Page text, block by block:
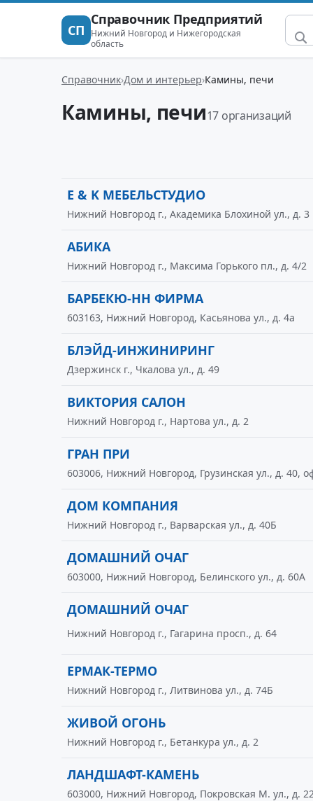
СП
Справочник Предприятий
Нижний Новгород и Нижегородская
область
Справочник Дом и интерьер Камины, печи
Камины, печи17 организаций
E & K МЕБЕЛЬСТУДИО
Нижний Новгород г., Академика Блохиной ул., д. 3
АБИКА
Нижний Новгород г., Максима Горького пл., д. 4/2
БАРБЕКЮ-НН ФИРМА
603163, Нижний Новгород, Касьянова ул., д. 4а
БЛЭЙД-ИНЖИНИРИНГ
Дзержинск г., Чкалова ул., д. 49
ВИКТОРИЯ САЛОН
Нижний Новгород г., Нартова ул., д. 2
ГРАН ПРИ
603006, Нижний Новгород, Грузинская ул., д. 40,
ДОМ КОМПАНИЯ
Нижний Новгород г., Варварская ул., д. 40Б
ДОМАШНИЙ ОЧАГ
603000, Нижний Новгород, Белинского ул., д. 60А
ДОМАШНИЙ ОЧАГ
Нижний Новгород г., Гагарина просп., д. 64
ЕРМАК-ТЕРМО
Нижний Новгород г., Литвинова ул., д. 74Б
ЖИВОЙ ОГОНЬ
Нижний Новгород г., Бетанкура ул., д. 2
ЛАНДШАФТ-КАМЕНЬ
603000, Нижний Новгород, Покровская М. ул., д.